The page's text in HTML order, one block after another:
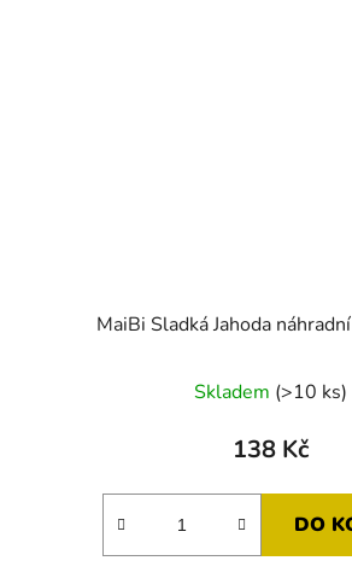
MaiBi Sladká Jahoda
Skladem (>10 ks)
138 Kč
DO